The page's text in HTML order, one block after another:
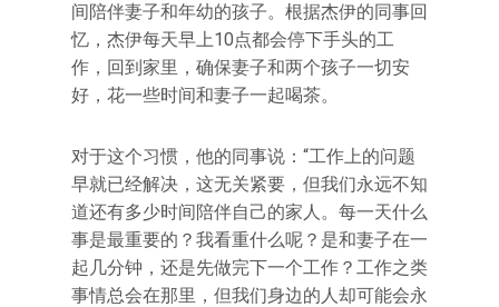
间陪伴妻子和年幼的孩子。根据杰伊的同事回
忆，杰伊每天早上10点都会停下手头的工
作，回到家里，确保妻子和两个孩子一切安
好，花一些时间和妻子一起喝茶。
对于这个习惯，他的同事说：“工作上的问题
早就已经解决，这无关紧要，但我们永远不知
道还有多少时间陪伴自己的家人。每一天什么
事是最重要的？我看重什么呢？是和妻子在一
起几分钟，还是先做完下一个工作？工作之类
事情总会在那里，但我们身边的人却可能会永